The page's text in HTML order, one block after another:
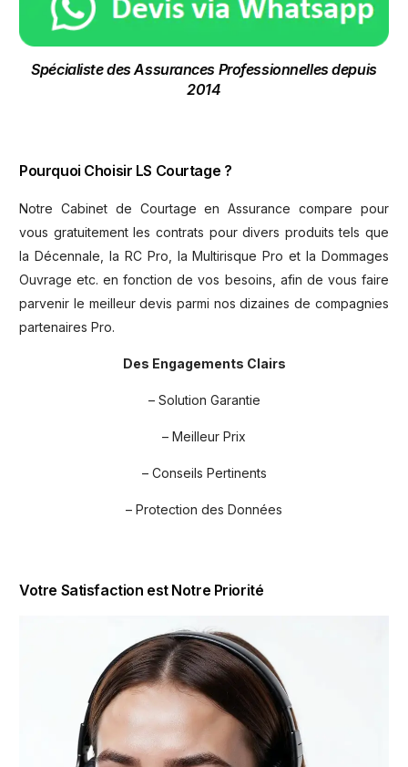
Spécialiste des Assurances Professionnelles depuis
2014
Pourquoi Choisir LS Courtage ?
Notre Cabinet de Courtage en Assurance compare pour
vous gratuitement les contrats pour divers produits tels que
la Décennale, la RC Pro, la Multirisque Pro et la Dommages
Ouvrage etc. en fonction de vos besoins, afin de vous faire
parvenir le meilleur devis parmi nos dizaines de compagnies
partenaires Pro.
Des Engagements Clairs
– Solution Garantie
– Meilleur Prix
– Conseils Pertinents
– Protection des Données
Votre Satisfaction est Notre Priorité